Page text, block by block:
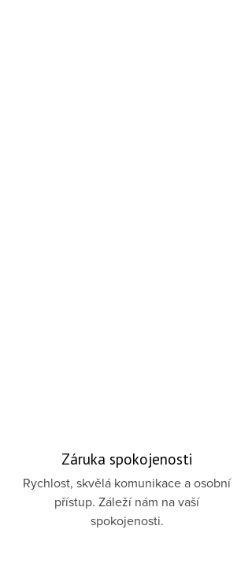
Záruka spokojenosti
Rychlost, skvělá komunikace a osobní
přístup. Záleží nám na vaší
spokojenosti.